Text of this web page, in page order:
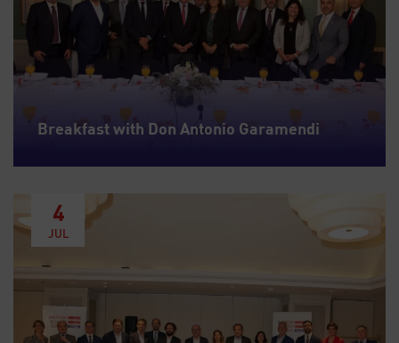
Breakfast with Don Antonio Garamendi
4
JUL